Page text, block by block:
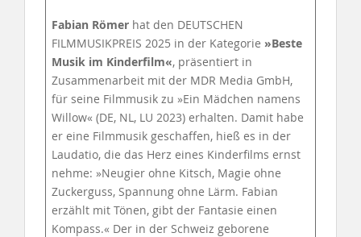
Fabian Römer hat den DEUTSCHEN
FILMMUSIKPREIS 2025 in der Kategorie »Beste
Musik im Kinderfilm«, präsentiert in
Zusammenarbeit mit der MDR Media GmbH,
für seine Filmmusik zu »Ein Mädchen namens
Willow« (DE, NL, LU 2023) erhalten. Damit habe
er eine Filmmusik geschaffen, hieß es in der
Laudatio, die das Herz eines Kinderfilms ernst
nehme: »Neugier ohne Kitsch, Magie ohne
Zuckerguss, Spannung ohne Lärm. Fabian
erzählt mit Tönen, gibt der Fantasie einen
Kompass.« Der in der Schweiz geborene